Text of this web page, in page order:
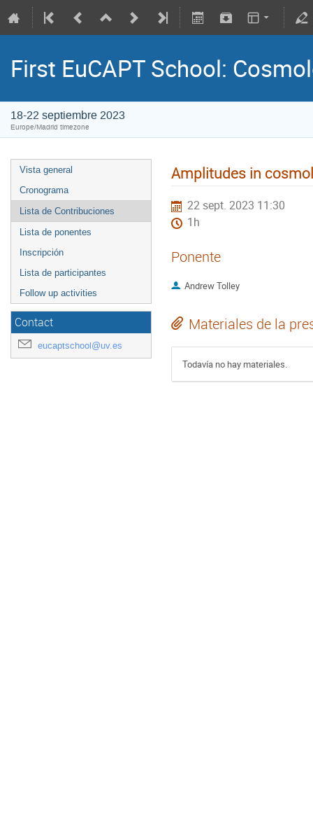
First EuCAPT School:
18-22 septiembre 2023
Europe/Madrid timezone
Vista general
Cronograma
Lista de Contribuciones
Lista de ponentes
Inscripción
Lista de participantes
Follow up activities
Contact
eucaptschool@uv.es
Amplitudes in
22 sept. 2023 11:30
1h
Ponente
Andrew Tolley
Materiales de la
Todavía no hay materiales.